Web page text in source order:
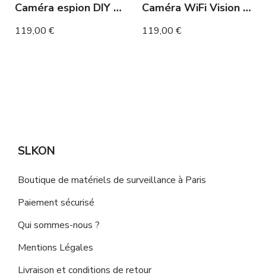
Caméra espion DIY Full HD détection de mouvement
119,00 €
Caméra WiFi Vision Nocturne DIY Full HD Détection de Mouvement
119,00 €
SLKON
Boutique de matériels de surveillance à Paris
Paiement sécurisé
Qui sommes-nous ?
Mentions Légales
Livraison et conditions de retour